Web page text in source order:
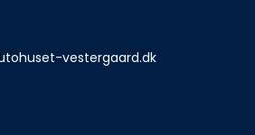
vestergaard.dk